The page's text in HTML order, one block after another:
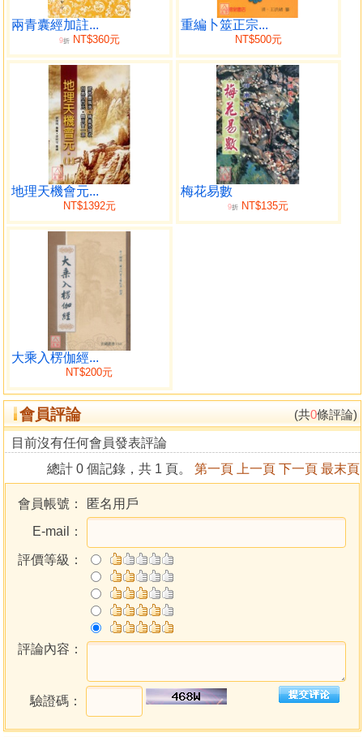
第二篇 近代筮法
一、基礎認識
十天干所屬
十二地支時令旺相
十二地支生
五行生剋
六親五行生剋
地支相合相沖
三合會局
十二生
祿馬羊刃歌
天乙貴人歌訣
月破定例
八卦形象歌
八宮所屬
八卦陰陽之分
八卦生肖
八卦屬諸身體
八卦配人倫
二、要訣須知
八卦變六十 罫圖
八宮六十四卦卦名及次序歌訣
安排世爻、應爻歌 訣
六十甲子學歌甫
六獸星或名六神配卦
六獸論
六神歌
六神所主事
日月建傳符
六獸評論
諸爻持世訣
世應生剋空亡動靜訣
斷易勿泥神
兩青囊經加註...
9折NT$360元
重編卜筮正宗...
NT$500元
地理天機會元...
NT$1392元
梅花易數
9折 NT$135元
大乘入楞伽經...
NT$200元
會員評論 (共0條評論)
目前沒有任何會員發表評論
總計 0 個記錄，共 1 頁。 第一頁 上一頁 下一頁 最末頁
會員帳號：
匿名用戶
E-mail：
評價等級：
評論內容：
驗證碼：